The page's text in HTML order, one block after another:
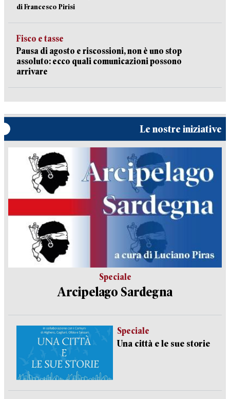
di Francesco Pirisi
Fisco e tasse
Pausa di agosto e riscossioni, non è uno stop
assoluto: ecco quali comunicazioni possono
arrivare
Le nostre iniziative
Speciale
Arcipelago Sardegna
Speciale
Una città e le sue storie